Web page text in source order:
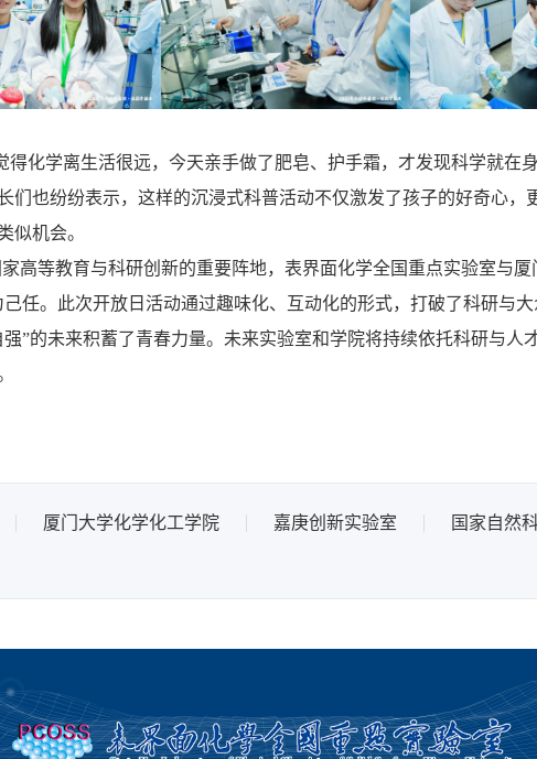
得化学离生活很远，今天亲手做了肥皂、护手霜，才发现科学就在
们也纷纷表示，这样的沉浸式科普活动不仅激发了孩子的好奇心
似机会。
高等教育与科研创新的重要阵地，表界面化学全国重点实验室与
己任。此次开放日活动通过趣味化、互动化的形式，打破了科研与
强”的未来积蓄了青春力量。未来实验室和学院将持续依托科研与人
厦门大学化学化工学院 嘉庚创新实验室 国家自然